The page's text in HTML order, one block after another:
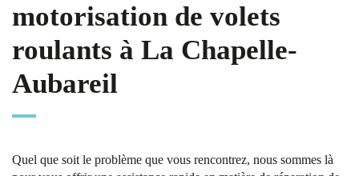
motorisation de volets
roulants à La Chapelle-
Aubareil
Quel que soit le problème que vous rencontrez, nous sommes là